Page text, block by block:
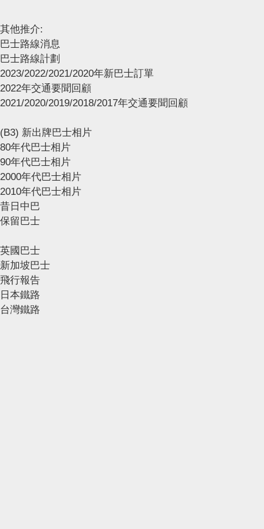
其他推介:
巴士路線消息
巴士路線計劃
2023/2022/2021/2020年新巴士訂單
2022年交通要聞回顧
2021/2020/2019/2018/2017年交通要聞回顧
(B3) 新出牌巴士相片
80年代巴士相片
90年代巴士相片
2000年代巴士相片
2010年代巴士相片
昔日中巴
保留巴士
英國巴士
新加坡巴士
飛行報告
日本鐵路
台灣鐵路